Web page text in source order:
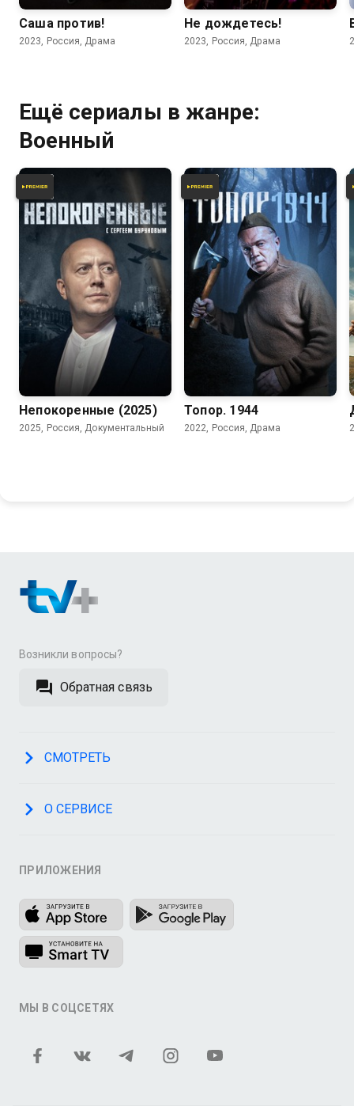
Саша против!
2023, Россия, Драма
Не дождетесь!
2023, Россия, Драма
Ещё сериалы в жанре:
Военный
Непокоренные (2025)
2025, Россия, Документальный
Топор. 1944
2022, Россия, Драма
Возникли вопросы?
Обратная связь
СМОТРЕТЬ
О СЕРВИСЕ
ПРИЛОЖЕНИЯ
МЫ В СОЦСЕТЯХ